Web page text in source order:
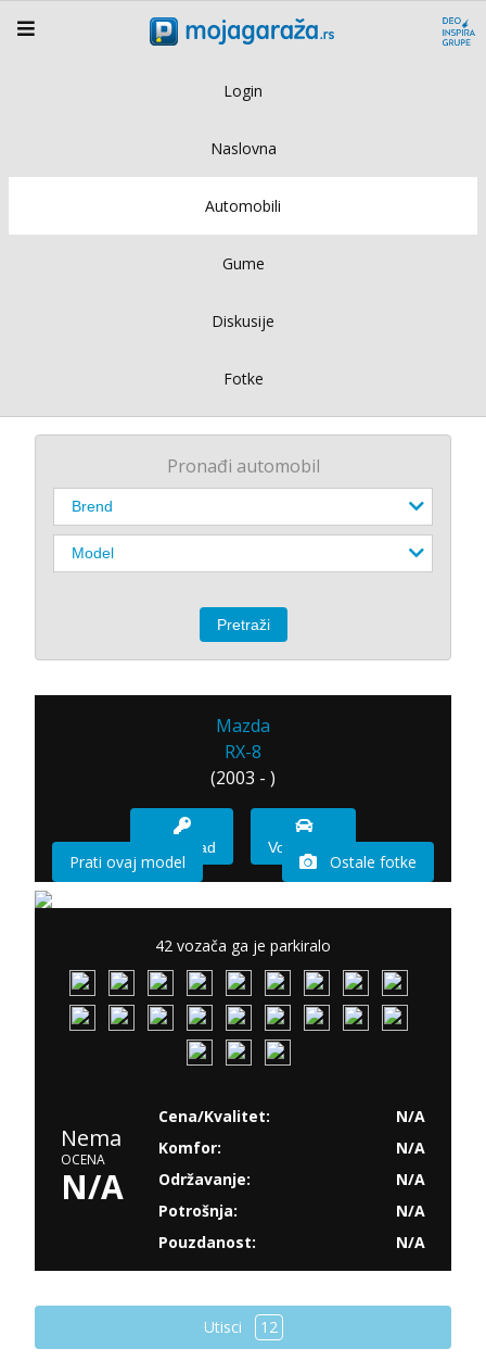
Login
Naslovna
Automobili
Gume
Diskusije
Fotke
Pronađi automobil
Mazda
RX-8
(2003 - )
Imam sad Vozio sam
Prati ovaj model Ostale fotke
42 vozača ga je parkiralo
Nema
OCENA
N/A
Cena/Kvalitet:
N/A
Komfor:
N/A
Održavanje:
N/A
Potrošnja:
N/A
Pouzdanost:
N/A
Utisci 12